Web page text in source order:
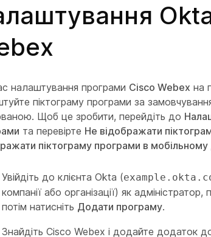
Okta
налаштування програми Cisco Webex на
піктограму програми за
Щоб це зробити, перейдіть до
та перевірте Не відображати
піктограму програми в
Увійдіть до клієнта Okta (
компанії або організації) як
потім натисніть Додати програму.
Знайдіть Cisco Webex і додайте додаток